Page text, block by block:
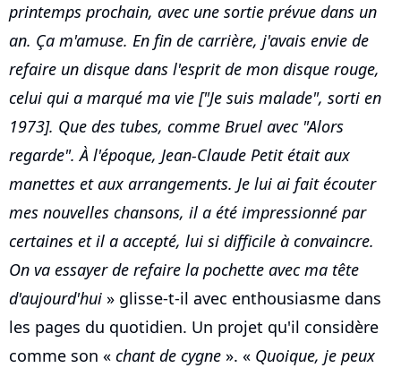
printemps prochain, avec une sortie prévue dans un
an. Ça m'amuse. En fin de carrière, j'avais envie de
refaire un disque dans l'esprit de mon disque rouge,
celui qui a marqué ma vie ["Je suis malade", sorti en
1973]. Que des tubes, comme Bruel avec "Alors
regarde". À l'époque, Jean-Claude Petit était aux
manettes et aux arrangements. Je lui ai fait écouter
mes nouvelles chansons, il a été impressionné par
certaines et il a accepté, lui si difficile à convaincre.
On va essayer de refaire la pochette avec ma tête
d'aujourd'hui » glisse-t-il avec enthousiasme dans
les pages du quotidien. Un projet qu'il considère
comme son « chant de cygne ». « Quoique, je peux